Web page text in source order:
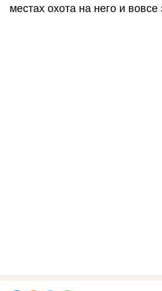
местах охота на него и